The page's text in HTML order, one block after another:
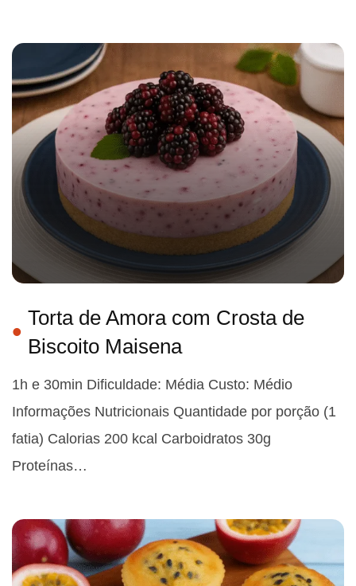
Torta de Amora com Crosta de
Biscoito Maisena
1h e 30min Dificuldade: Média Custo: Médio
Informações Nutricionais Quantidade por porção (1
fatia) Calorias 200 kcal Carboidratos 30g
Proteínas…